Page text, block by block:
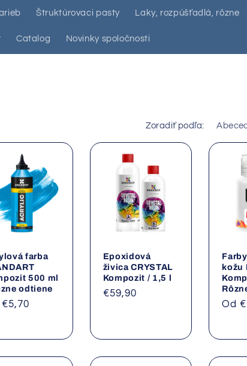
Štruktúrovaci pasty Laky, rozpúšťadlá, rôzne
Catalog Novinky spoločnosti
Zoradiť podľa:
farba
500 ml
odtiene
Epoxidová
živica CRYSTAL
Kompozit / 1,5 l
Normálna
€59,90
kožu
Od